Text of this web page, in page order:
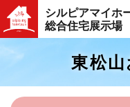
シルピアマイホ
総合住宅展示場
東松